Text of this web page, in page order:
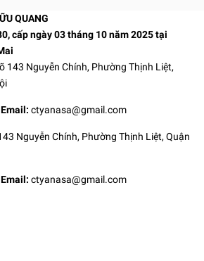
QUANG
cấp ngày 03 tháng 10 năm 2025 tại
143 Nguyễn Chính, Phường Thịnh Liệt,
Email: ctyanasa@gmail.com
Nguyễn Chính, Phường Thịnh Liệt, Quận
Email: ctyanasa@gmail.com